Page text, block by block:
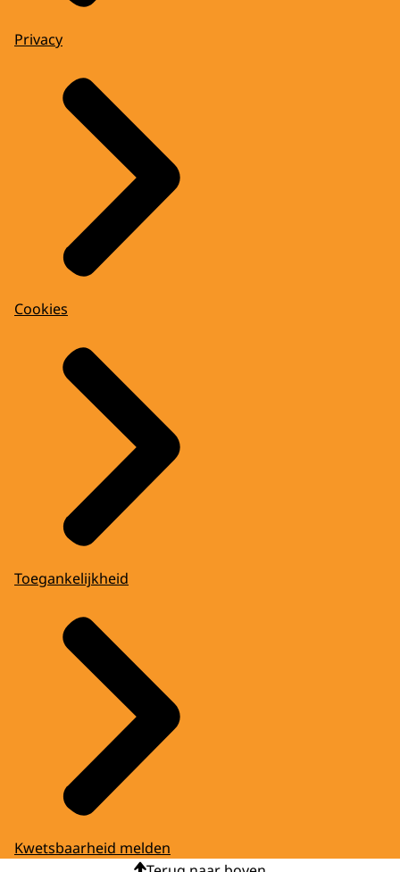
Privacy
Cookies
Toegankelijkheid
Kwetsbaarheid melden